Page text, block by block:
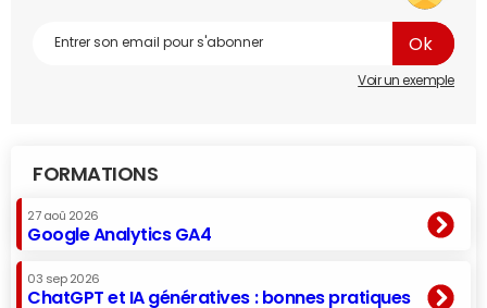
Voir un exemple
FORMATIONS
27 aoû 2026
Google Analytics GA4
03 sep 2026
ChatGPT et IA génératives : bonnes pratiques